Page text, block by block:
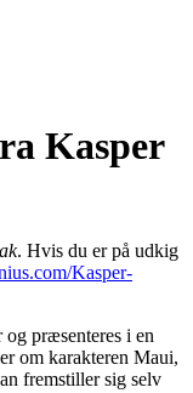
Kasper
. Hvis du er på udkig
Kasper-
og præsenteres i en
om karakteren Maui,
fremstiller sig selv